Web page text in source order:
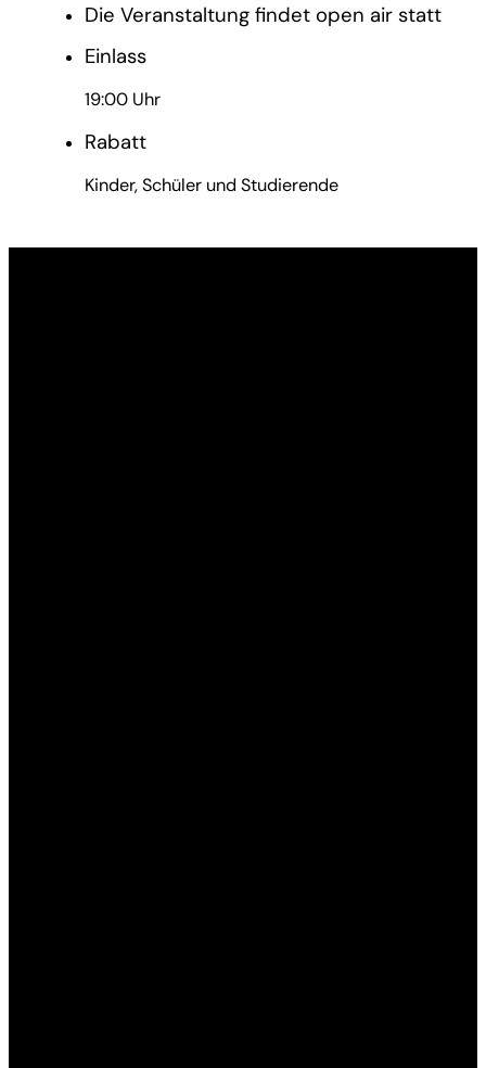
Die Veranstaltung findet open air statt
Einlass
19:00 Uhr
Rabatt
Kinder, Schüler und Studierende